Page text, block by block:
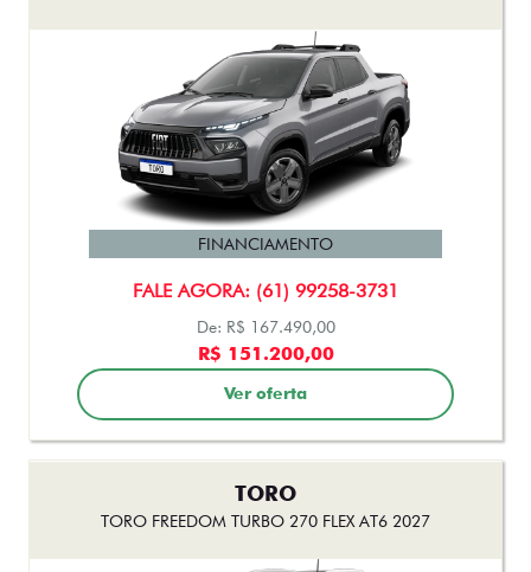
FALE AGORA: (61) 99258-3731
FINANCIAMENTO
De: R$ 167.490,00
R$ 151.200,00
Ver oferta
TORO
TORO FREEDOM TURBO 270 FLEX AT6 2027